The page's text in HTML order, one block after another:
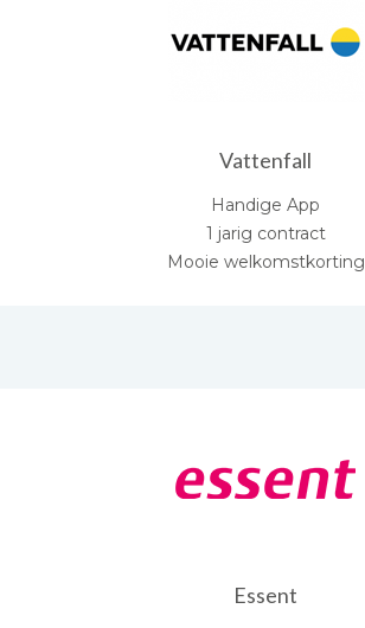
Vattenfall
Handige App
1 jarig contract
Mooie welkomstkorting
Essent